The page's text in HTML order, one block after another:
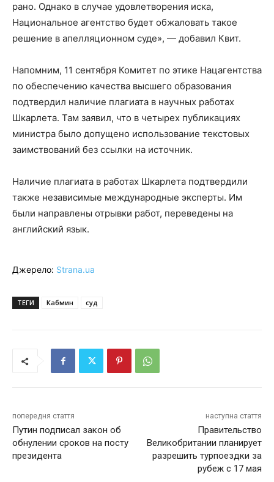
рано. Однако в случае удовлетворения иска,
Национальное агентство будет обжаловать такое
решение в апелляционном суде», — добавил Квит.
Напомним, 11 сентября Комитет по этике Нацагентства
по обеспечению качества высшего образования
подтвердил наличие плагиата в научных работах
Шкарлета. Там заявил, что в четырех публикациях
министра было допущено использование текстовых
заимствований без ссылки на источник.
Наличие плагиата в работах Шкарлета подтвердили
также независимые международные эксперты. Им
были направлены отрывки работ, переведены на
английский язык.
Джерело: Strana.ua
ТЕГИ Кабмин суд
попередня стаття
Путин подписал закон об
обнулении сроков на посту
президента
наступна стаття
Правительство
Великобритании планирует
разрешить турпоездки за
рубеж с 17 мая